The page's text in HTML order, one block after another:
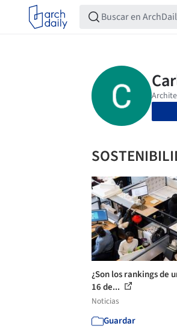
¿Son los rankings de
16 de...
Noticias
Guardar